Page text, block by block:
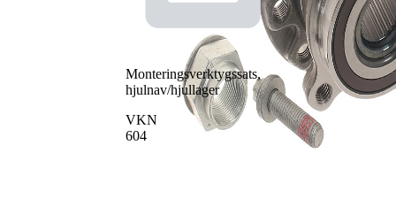
1
Monteringsverktygssats,
hjulnav/hjullager
VKN
604